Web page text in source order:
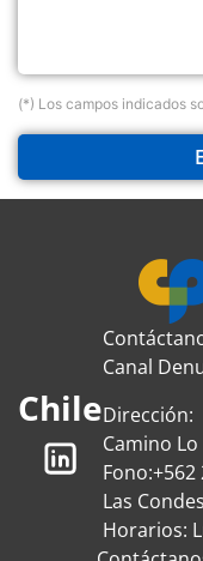
(*) Los campos indicados
Chile
Canal
Dirección:
Camino
Fono:+562
Las
Horarios: